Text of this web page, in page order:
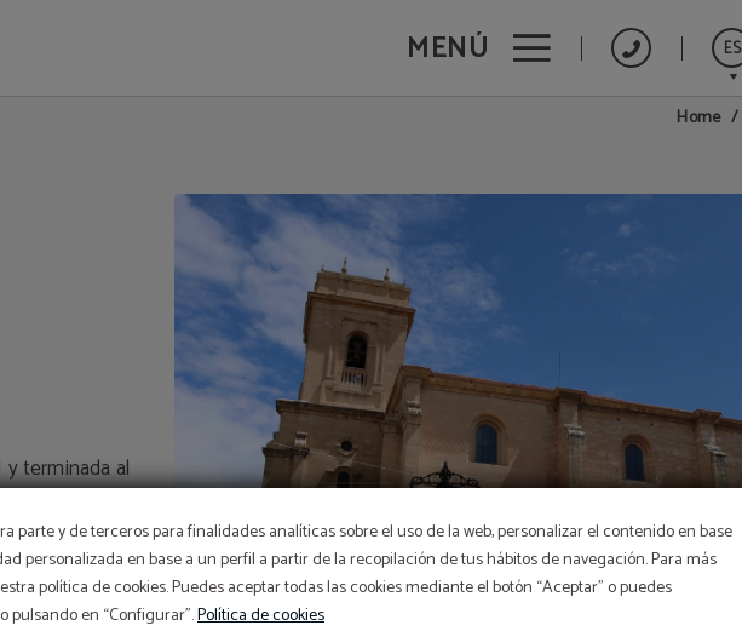
parte y de terceros para finalidades analíticas sobre el uso de la web, personalizar el contenido en base
personalizada en base a un perfil a partir de la recopilación de tus hábitos de navegación. Para más
política de cookies. Puedes aceptar todas las cookies mediante el botón “Aceptar” o puedes
en “Configurar”.Política de cookies
MENÚ ES
Home
terminada al
por la
de su interior.
puede
5% de descuento
RESERVANDO EN NUESTRA WEB OFICIAL